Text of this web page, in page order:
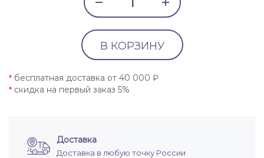
В КОРЗИНУ
* бесплатная доставка от 40 000 ₽
* скидка на первый заказ 5%
Доставка
Доставка в любую точку России